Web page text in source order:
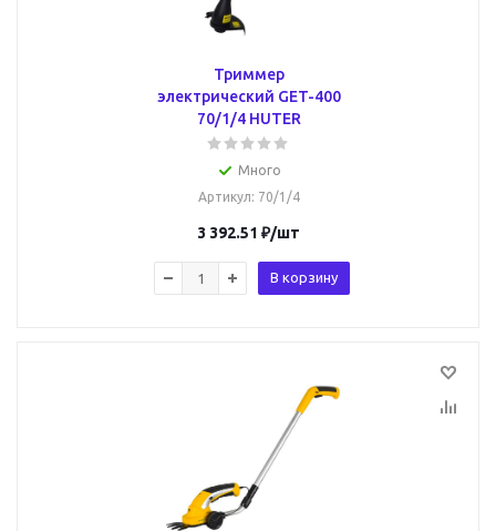
Триммер
электрический GET-400
70/1/4 HUTER
Много
Артикул: 70/1/4
3 392.51 ₽/шт
В корзину